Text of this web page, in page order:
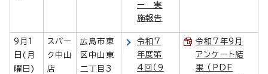
ー 実
施報告
9月1
日(月
曜日)
スパー
ク中山
店
広島市東
区中山東
二丁目3
令和7
年度第
4回（9
令和7年9月
アンケート結
果 （PDF